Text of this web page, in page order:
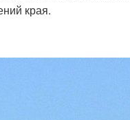
края.